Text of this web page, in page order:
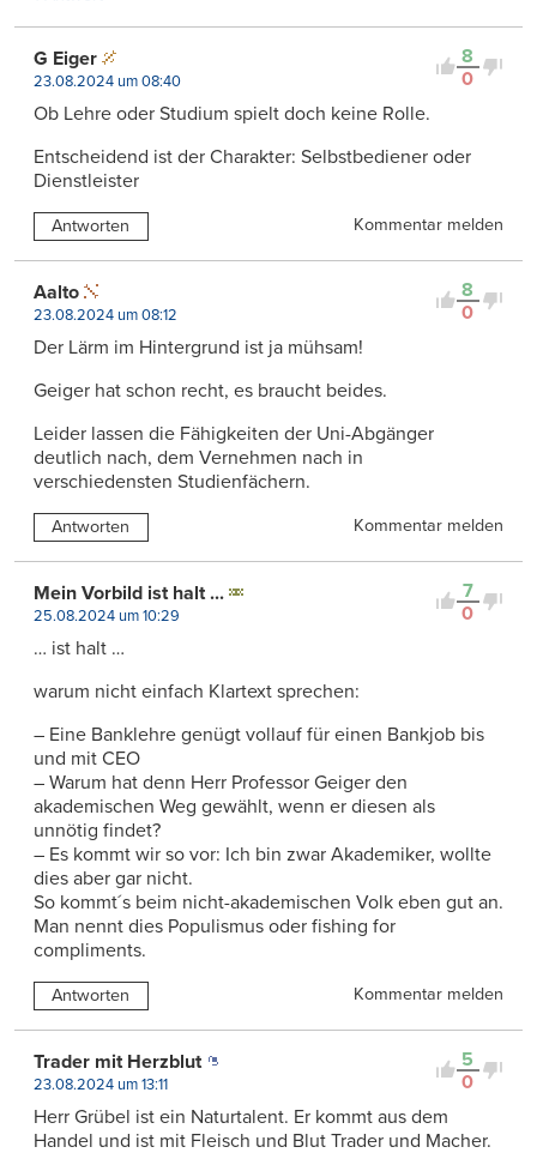
8
0
G Eiger
23.08.2024 um 08:40
Ob Lehre oder Studium spielt doch keine Rolle.
Entscheidend ist der Charakter: Selbstbediener oder
Dienstleister
Antworten Kommentar melden
8
0
Aalto
23.08.2024 um 08:12
Der Lärm im Hintergrund ist ja mühsam!
Geiger hat schon recht, es braucht beides.
Leider lassen die Fähigkeiten der Uni-Abgänger
deutlich nach, dem Vernehmen nach in
verschiedensten Studienfächern.
Antworten Kommentar melden
7
0
Mein Vorbild ist halt ...
25.08.2024 um 10:29
… ist halt …
warum nicht einfach Klartext sprechen:
– Eine Banklehre genügt vollauf für einen Bankjob bis
und mit CEO
– Warum hat denn Herr Professor Geiger den
akademischen Weg gewählt, wenn er diesen als
unnötig findet?
– Es kommt wir so vor: Ich bin zwar Akademiker, wollte
dies aber gar nicht.
So kommt´s beim nicht-akademischen Volk eben gut an.
Man nennt dies Populismus oder fishing for
compliments.
Antworten Kommentar melden
5
0
Trader mit Herzblut
23.08.2024 um 13:11
Herr Grübel ist ein Naturtalent. Er kommt aus dem
Handel und ist mit Fleisch und Blut Trader und Macher.